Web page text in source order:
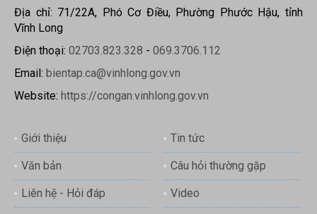
Địa chỉ: 71/22A, Phó Cơ Điều, Phường Phước Hậu, tỉnh
Vĩnh Long
Điện thoại: 02703.823.328 - 069.3706.112
Email: bientap.ca@vinhlong.gov.vn
Website: https://congan.vinhlong.gov.vn
Giới thiệu Tin tức
Văn bản Câu hỏi thường gặp
Liên hệ - Hỏi đáp Video